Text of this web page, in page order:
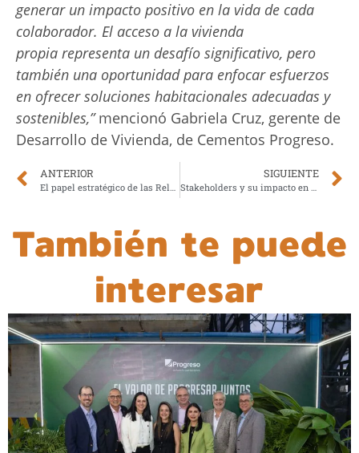
generar un impacto positivo en la vida de cada
colaborador. El acceso a la vivienda
propia representa un desafío significativo, pero
también una oportunidad para enfocar esfuerzos
en ofrecer soluciones habitacionales adecuadas y
sostenibles,”mencionó Gabriela Cruz, gerente de
Desarrollo de Vivienda, de Cementos Progreso.
ANTERIOR
El papel estratégico de las Relaciones Públicas en la comunicación interna: creando cultura y compromiso
SIGUIENTE
Stakeholders y su impacto en la comunicación interna
También te puede
interesar